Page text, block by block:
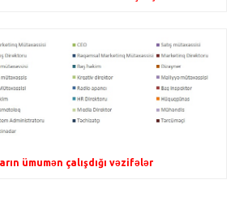
ümumən çalışdığı vəzifələr